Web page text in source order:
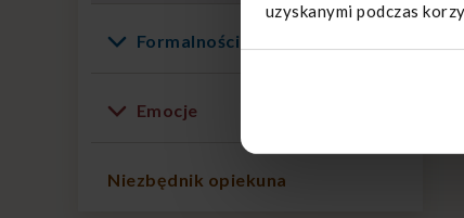
uzyskanymi podczas
Formalności
Emocje
Niezbędnik opiekuna